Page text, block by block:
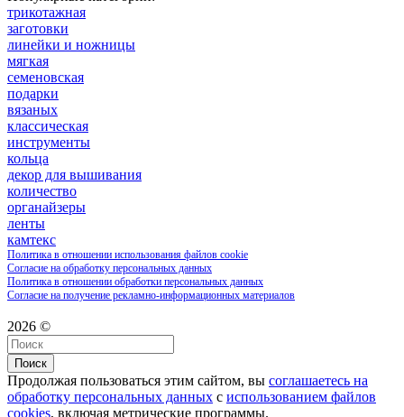
трикотажная
заготовки
линейки и ножницы
мягкая
семеновская
подарки
вязаных
классическая
инструменты
кольца
декор для вышивания
количество
органайзеры
ленты
камтекс
Политика в отношении использования файлов cookie
Согласие на обработку персональных данных
Политика в отношении обработки персональных данных
Согласие на получение рекламно-информационных материалов
2026 ©
Поиск
Продолжая пользоваться этим сайтом, вы соглашаетесь на
обработку персональных данных с использованием файлов
cookies, включая метрические программы.